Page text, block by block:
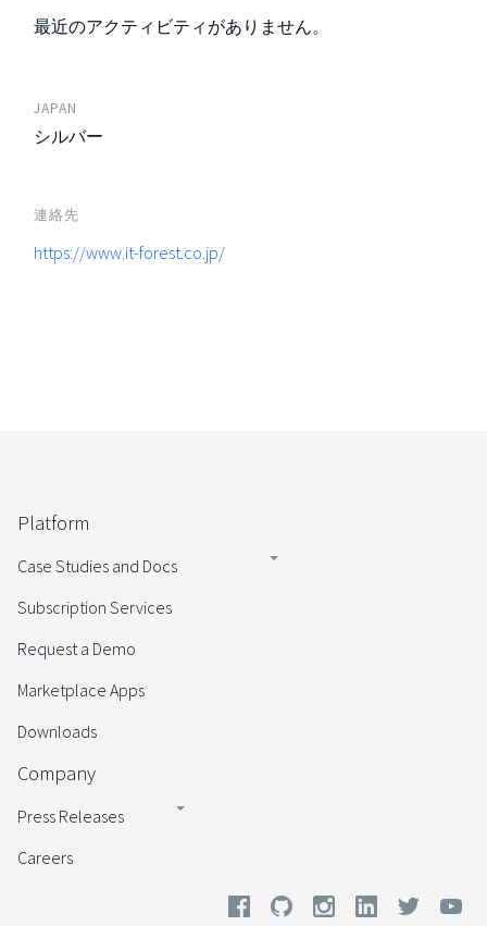
最近のアクティビティがありません。
JAPAN
シルバー
連絡先
https://www.it-forest.co.jp/
Platform
Case Studies and Docs
Subscription Services
Request a Demo
Marketplace Apps
Downloads
Company
Press Releases
Careers